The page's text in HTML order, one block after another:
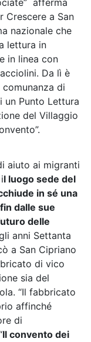
afferma
Crescere a San
nazionale che
lettura in
in linea con
Da lì è
comunanza di
un Punto Lettura
del Villaggio
aiuto ai migranti
l luogo sede del
in sé una
dalle sue
delle
anni Settanta
a San Cipriano
di vico
sia del
“Il fabbricato
affinché
di
Il convento dei